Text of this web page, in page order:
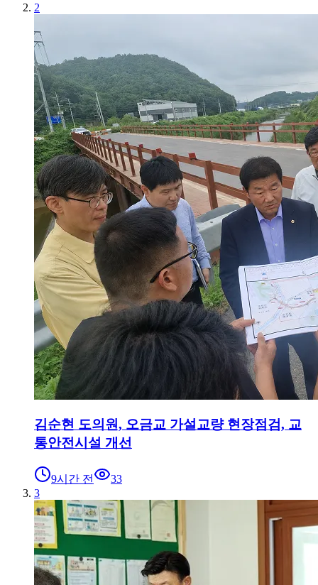
2
김순현 도의원, 오금교 가설교량 현장점검, 교
통안전시설 개선
9시간 전
33
3